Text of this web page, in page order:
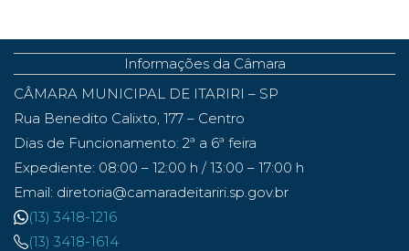
Informações da Câmara
CÂMARA MUNICIPAL DE ITARIRI – SP
Rua Benedito Calixto, 177 – Centro
Dias de Funcionamento: 2ª a 6ª feira
Expediente: 08:00 – 12:00 h / 13:00 – 17:00 h
Email: diretoria@camaradeitariri.sp.gov.br
(13) 3418-1216
(13) 3418-1614